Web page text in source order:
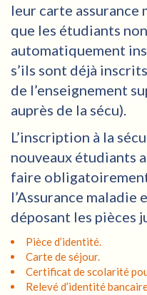
leur carte assurance
que les étudiants
automatiquement
s’ils sont déjà
de l’enseignement
auprès de la sécu).
L’inscription à la
nouveaux étudiants
faire obligatoirement
l’Assurance maladie
déposant les pièces
Pièce d’identité.
Carte de séjour.
Certificat de scolarité
Relevé d’identité